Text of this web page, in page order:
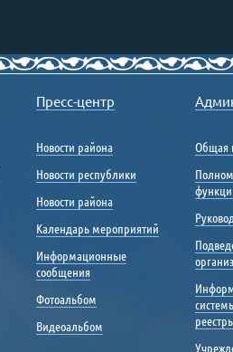
Пресс-центр
Новости района
Новости республики
Новости района
Календарь мероприятий
Информационные
сообщения
Фотоальбом
Видеоальбом
Общая